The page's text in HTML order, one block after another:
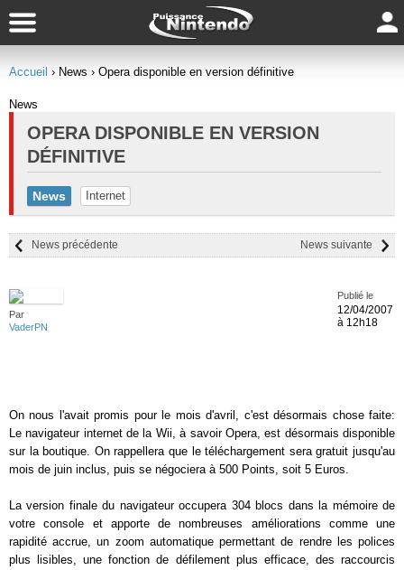
Accueil › News › Opera disponible en version définitive
News
OPERA DISPONIBLE EN VERSION
DÉFINITIVE
News Internet
News suivante
News précédente
Par
VaderPN
Publié le
12/04/2007
à 12h18
On nous l'avait promis pour le mois d'avril, c'est désormais chose faite:
Le navigateur internet de la Wii, à savoir Opera, est désormais disponible
sur la boutique. On rappellera que le téléchargement sera gratuit jusqu'au
mois de juin inclus, puis se négociera à 500 Points, soit 5 Euros.
La version finale du navigateur occupera 304 blocs dans la mémoire de
votre console et apporte de nombreuses améliorations comme une
rapidité accrue, un zoom automatique permettant de rendre les polices
plus lisibles, une fonction de défilement plus efficace, des raccourcis